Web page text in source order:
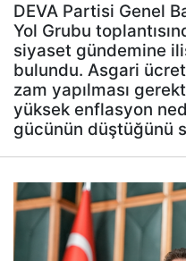
DEVA Partisi Genel
Yol Grubu
siyaset gündemine
bulundu. Asgari
zam yapılması
yüksek enflasyon
gücünün düştüğünü